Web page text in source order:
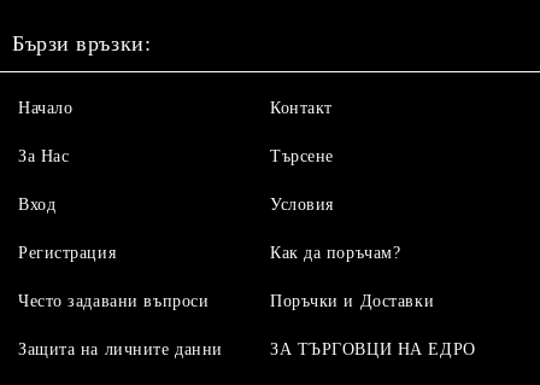
Бързи връзки:
Начало
За Нас
Вход
Регистрация
Контакт
Търсене
Условия
Как да поръчам?
Често задавани въпроси
Защита на личните данни
Поръчки и Доставки
ЗА ТЪРГОВЦИ НА ЕДРО